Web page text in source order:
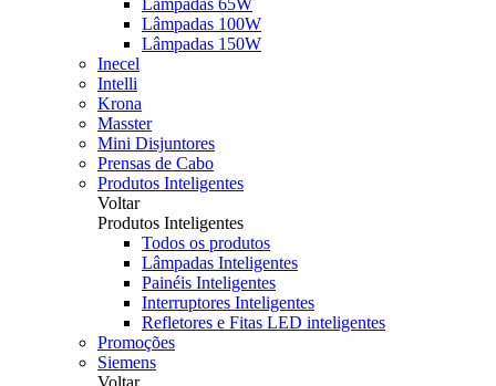
Lâmpadas 65W
Lâmpadas 100W
Lâmpadas 150W
Inecel
Intelli
Krona
Masster
Mini Disjuntores
Prensas de Cabo
Produtos Inteligentes
Voltar
Produtos Inteligentes
Todos os produtos
Lâmpadas Inteligentes
Painéis Inteligentes
Interruptores Inteligentes
Refletores e Fitas LED inteligentes
Promoções
Siemens
Voltar